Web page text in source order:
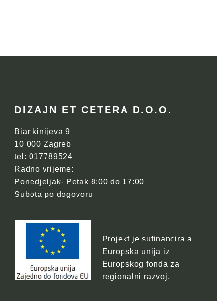
FOOTER
DIZAJN ET CETERA D.O.O.
Biankinijeva 9
10 000 Zagreb
tel: 017789524
Radno vrijeme:
Ponedjeljak- Petak 8:00 do 17:00
Subota po dogovoru
Projekt je sufinancirala
Europska unija iz
Europskog fonda za
regionalni razvoj.